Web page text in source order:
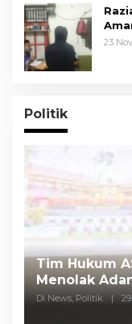
23
Politik
Tim Hukum
Menolak
Pasar Murah
Di News, Politik |